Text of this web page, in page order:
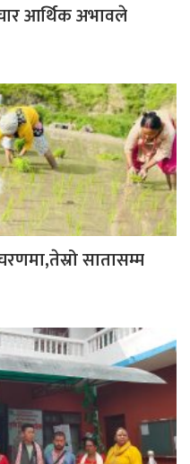
आर्थिक अभावले
सातासम्म